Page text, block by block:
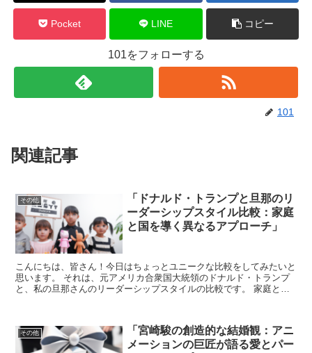
Pocket LINE コピー
101をフォローする
101
関連記事
その他
「ドナルド・トランプと旦那のリ
ーダーシップスタイル比較：家庭
と国を導く異なるアプローチ」
こんにちは、皆さん！今日はちょっとユニークな比較をしてみたいと
思います。 それは、元アメリカ合衆国大統領のドナルド・トランプ
と、私の旦那さんのリーダーシップスタイルの比較です。 家庭と
その他
「宮崎駿の創造的な結婚観：アニ
メーションの巨匠が語る愛とパー